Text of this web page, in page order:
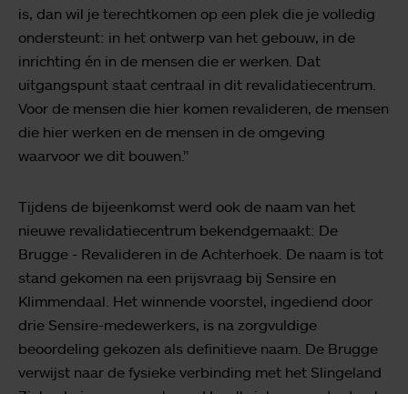
is, dan wil je terechtkomen op een plek die je volledig
ondersteunt: in het ontwerp van het gebouw, in de
inrichting én in de mensen die er werken. Dat
uitgangspunt staat centraal in dit revalidatiecentrum.
Voor de mensen die hier komen revalideren, de mensen
die hier werken en de mensen in de omgeving
waarvoor we dit bouwen.”
Tijdens de bijeenkomst werd ook de naam van het
nieuwe revalidatiecentrum bekendgemaakt: De
Brugge - Revalideren in de Achterhoek. De naam is tot
stand gekomen na een prijsvraag bij Sensire en
Klimmendaal. Het winnende voorstel, ingediend door
drie Sensire-medewerkers, is na zorgvuldige
beoordeling gekozen als definitieve naam. De Brugge
verwijst naar de fysieke verbinding met het Slingeland